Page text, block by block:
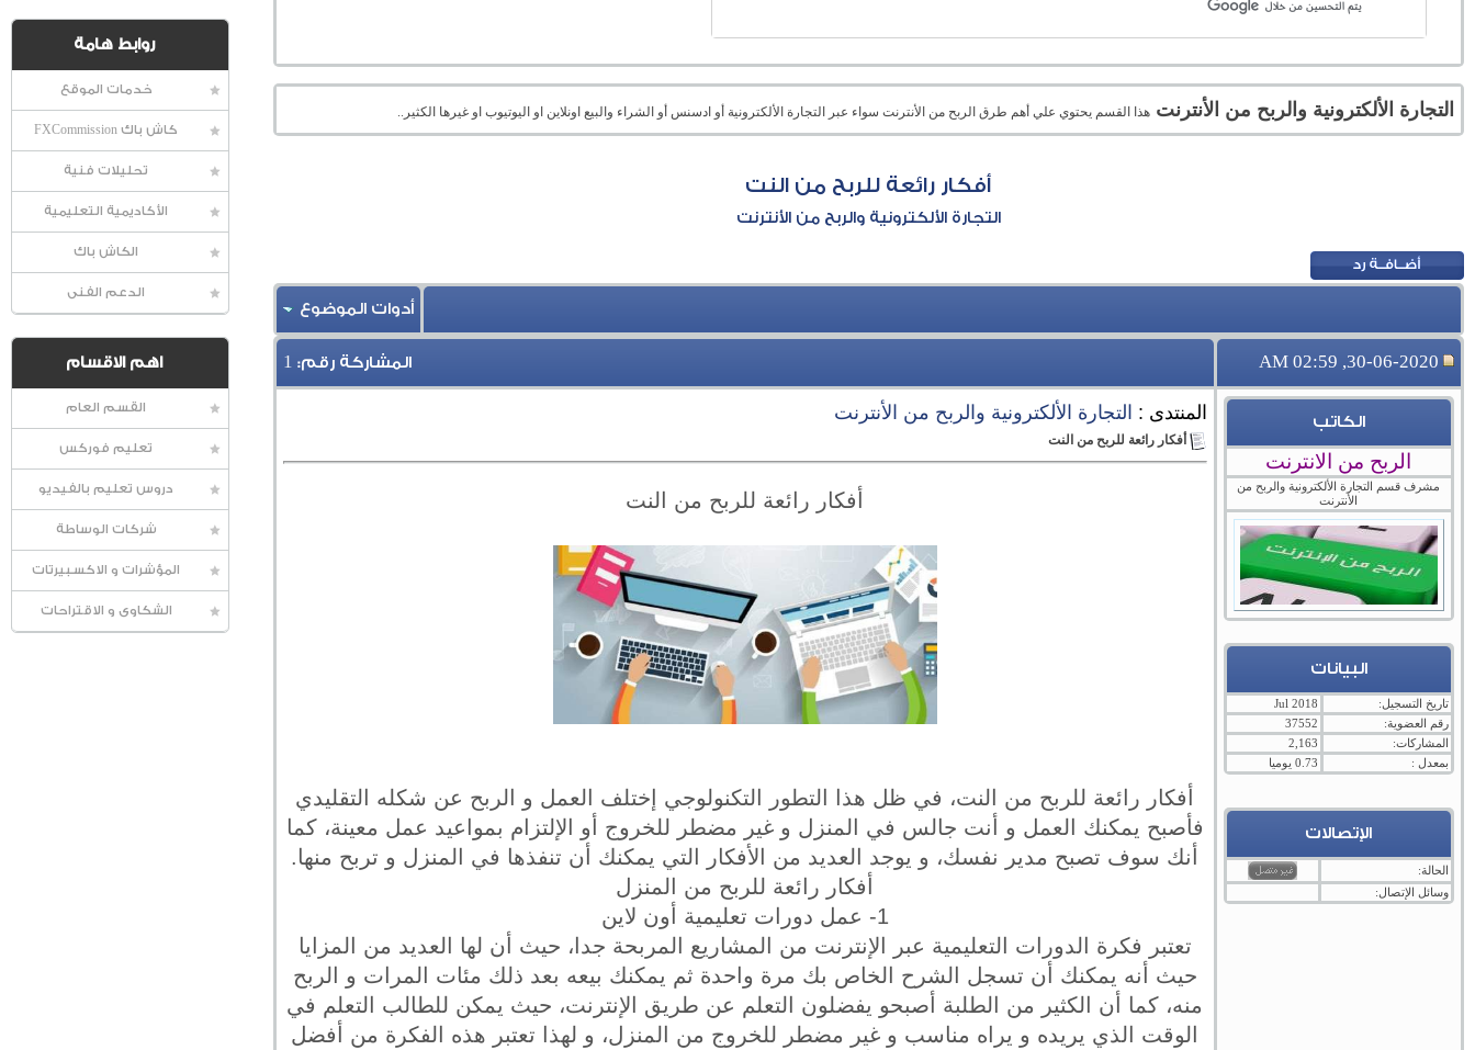
روابط هامة
خدمات الموقع
كاش باك FXCommission
تحليلات فنية
الأكاديمية التعليمية
الكاش باك
الدعم الفنى
اهم الاقسام
القسم العام
تعليم فوركس
دروس تعليم بالفيديو
شركات الوساطة
المؤشرات و الاكسبيرتات
الشكاوى و الاقتراحات
التجارة الألكترونية والربح من الأنترنت هذا القسم يحتوي علي أهم طرق الربح من الأنترنت سواء عبر التجارة الألكترونية أو ادسنس أو الشراء والبيع اونلاين او اليوتيوب او غيرها الكثير..
أفكار رائعة للربح من النت
التجارة الألكترونية والربح من الأنترنت
أدوات الموضوع
30-06-2020, 02:59 AM المشاركة رقم: 1
الكاتب
الربح من الانترنت
مشرف قسم التجارة الألكترونية والربح من
الأنترنت
البيانات
تاريخ التسجيل:
Jul 2018
رقم العضوية:
37552
المشاركات:
2,163
بمعدل :
0.73 يوميا
الإتصالات
الحالة:
وسائل الإتصال:
المنتدى : التجارة الألكترونية والربح من الأنترنت
أفكار رائعة للربح من النت
أفكار رائعة للربح من النت
أفكار رائعة للربح من النت، في ظل هذا التطور التكنولوجي إختلف العمل و الربح عن شكله التقليدي
فأصبح يمكنك العمل و أنت جالس في المنزل و غير مضطر للخروج أو الإلتزام بمواعيد عمل معينة، كما
أنك سوف تصبح مدير نفسك، و يوجد العديد من الأفكار التي يمكنك أن تنفذها في المنزل و تربح منها.
أفكار رائعة للربح من المنزل
1- عمل دورات تعليمية أون لاين
تعتبر فكرة الدورات التعليمية عبر الإنترنت من المشاريع المربحة جدا، حيث أن لها العديد من المزايا
حيث أنه يمكنك أن تسجل الشرح الخاص بك مرة واحدة ثم يمكنك بيعه بعد ذلك مئات المرات و الربح
منه، كما أن الكثير من الطلبة أصبحو يفضلون التعلم عن طريق الإنترنت، حيث يمكن للطالب التعلم في
الوقت الذي يريده و يراه مناسب و غير مضطر للخروج من المنزل، و لهذا تعتبر هذه الفكرة من أفضل